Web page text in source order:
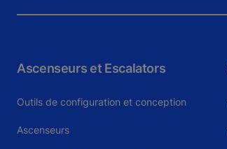
Ascenseurs et Escalators
Outils de configuration et conception
Ascenseurs